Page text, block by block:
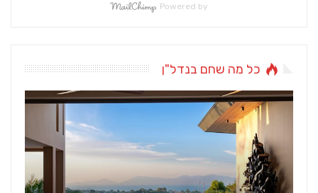
Powered by
כל מה שחם בנדל"ן